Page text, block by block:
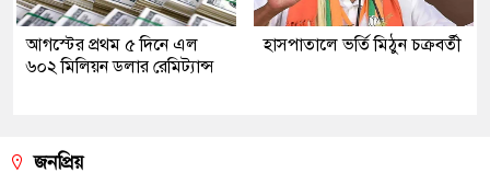
আগস্টের প্রথম ৫ দিনে এল
৬০২ মিলিয়ন ডলার রেমিট্যান্স
হাসপাতালে ভর্তি মিঠুন চক্রবর্তী
জনপ্রিয়